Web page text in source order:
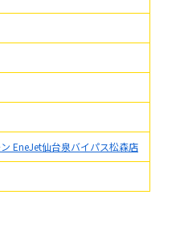
EneJet仙台泉バイパス松森店